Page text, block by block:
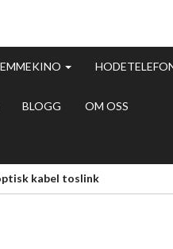
BLOGG OM OSS
kabel toslink